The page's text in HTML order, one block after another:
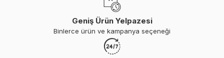
Geniş Ürün Yelpazesi
Binlerce ürün ve kampanya seçeneği